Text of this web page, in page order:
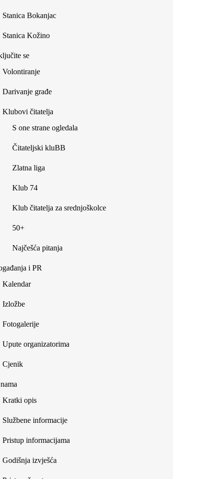
Stanica Bokanjac
Stanica Kožino
se
Volontiranje
Darivanje građe
Klubovi čitatelja
S one strane ogledala
Čitateljski kluBB
Zlatna liga
Klub 74
Klub čitatelja za srednjoškolce
50+
Najčešća pitanja
i PR
Kalendar
Izložbe
Fotogalerije
Upute organizatorima
Cjenik
Kratki opis
Službene informacije
Pristup informacijama
Godišnja izvješća